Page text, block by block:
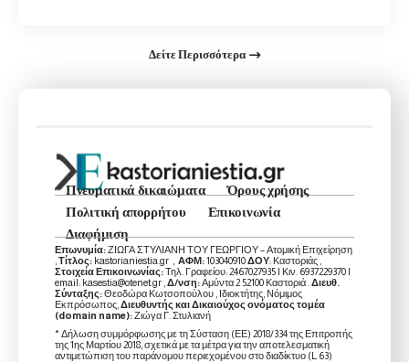
Δείτε Περισσότερα
Πνευματικά δικαιώματα
Όρους χρήσης
Πολιτική απορρήτου
Επικοινωνία
Διαφήμιση
Επωνυμία:ΖΙΩΓΑ ΣΤΥΛΙΑΝΗ ΤΟΥ ΓΕΩΡΓΙΟΥ – Ατομική Επιχείρηση
Τίτλος: kastorianiestia.gr , ΑΦΜ:103040910ΔΟΥ: Καστοριάς ,
Στοιχεία Επικοινωνίας:Τηλ. Γραφείου: 2467027935 | Κιν. 6937229370 |
email: kasestia@otenet.gr , Δ/νση:Αμύντα 2 52100 Καστοριά . Διευθ.
Σύνταξης:Θεοδώρα Κωτσοπούλου , Ιδιοκτήτης, Νόμιμος
Εκπρόσωπος, Διευθυντής και Δικαιούχος ονόματος τομέα
(domain name):Ζιώγα Γ. Στυλιανή
* Δήλωση συμμόρφωσης με τη Σύσταση (ΕΕ) 2018/334 της Επιτροπής
της 1ης Μαρτίου 2018, σχετικά με τα μέτρα για την αποτελεσματική
αντιμετώπιση του παράνομου περιεχομένου στο διαδίκτυο (L 63)